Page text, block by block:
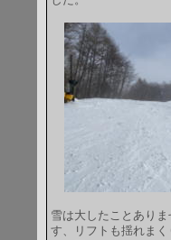
雪は大したことあり
す、リフトも揺れま